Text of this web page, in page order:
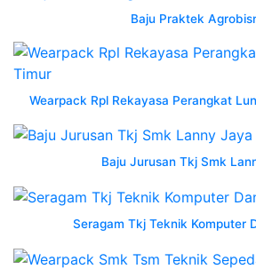
wearpack
semarang
konveksi
custom
wearpack
semarang
1
konveksi
Baju Praktek
Wearpack Rpl Rekayasa Perangkat
Baju Jurusan Tkj Smk
Seragam Tkj Teknik Komputer